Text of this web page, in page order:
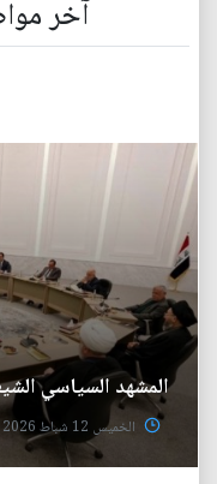
آخر
المشهد السياسي
الخميس 12 شباط 2026